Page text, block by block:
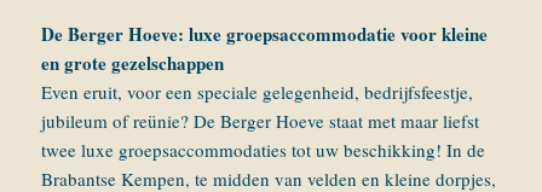
De Berger Hoeve: luxe groepsaccommodatie voor kleine
en grote gezelschappen
Even eruit, voor een speciale gelegenheid, bedrijfsfeestje,
jubileum of reünie? De Berger Hoeve staat met maar liefst
twee luxe groepsaccommodaties tot uw beschikking! In de
Brabantse Kempen, te midden van velden en kleine dorpjes,